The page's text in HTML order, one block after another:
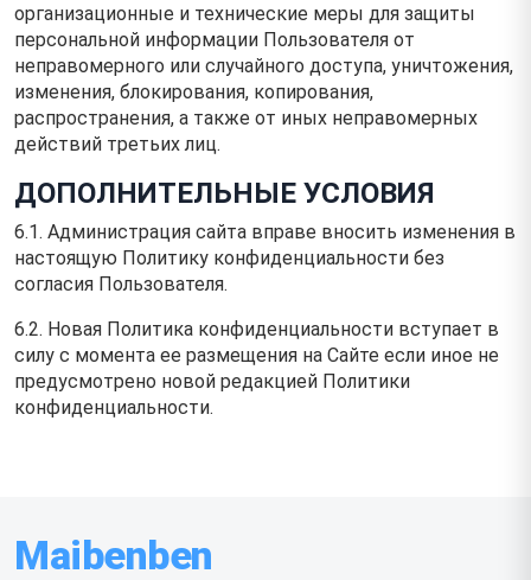
организационные и технические меры для защиты
персональной информации Пользователя от
неправомерного или случайного доступа, уничтожения,
изменения, блокирования, копирования,
распространения, а также от иных неправомерных
действий третьих лиц.
ДОПОЛНИТЕЛЬНЫЕ УСЛОВИЯ
6.1. Администрация сайта вправе вносить изменения в
настоящую Политику конфиденциальности без
согласия Пользователя.
6.2. Новая Политика конфиденциальности вступает в
силу с момента ее размещения на Сайте если иное не
предусмотрено новой редакцией Политики
конфиденциальности.
Maibenben